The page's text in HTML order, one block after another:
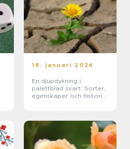
18. januari 2024
En djupdykning i
palettblad svart: Sorter,
egenskaper och historisk